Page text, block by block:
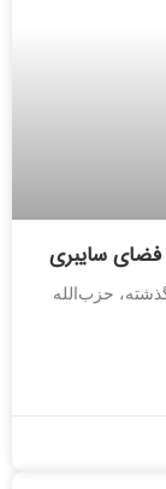
فضای سایبری
حزب‌الله